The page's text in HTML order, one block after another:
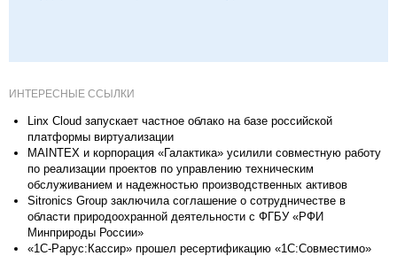
ИНТЕРЕСНЫЕ ССЫЛКИ
Linx Cloud запускает частное облако на базе российской
платформы виртуализации
MAINTEX и корпорация «Галактика» усилили совместную работу
по реализации проектов по управлению техническим
обслуживанием и надежностью производственных активов
Sitronics Group заключила соглашение о сотрудничестве в
области природоохранной деятельности с ФГБУ «РФИ
Минприроды России»
«1С-Рарус:Кассир» прошел ресертификацию «1С:Совместимо»